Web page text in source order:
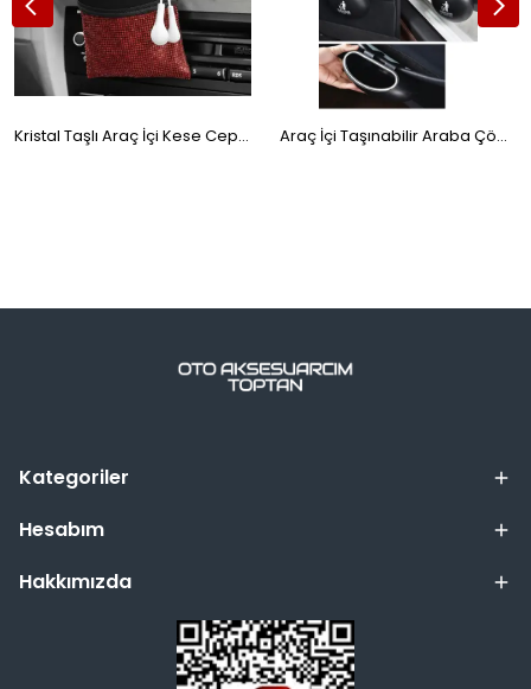
Kristal Taşlı Araç İçi Kese Ceplik Organizer Torpido Yanı Eşya Düzenleyici Kalemlik Telefonluk Kırmızı Araç İçi Taşınabilir Araba Çöp Kutusu Yuvarlak Siyah
Kategoriler
Hesabım
Hakkımızda